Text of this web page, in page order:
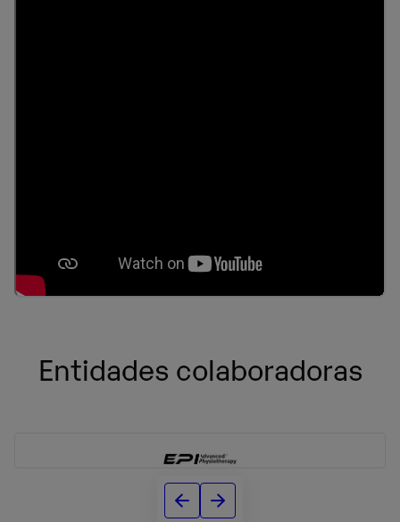
Entidades colaboradoras